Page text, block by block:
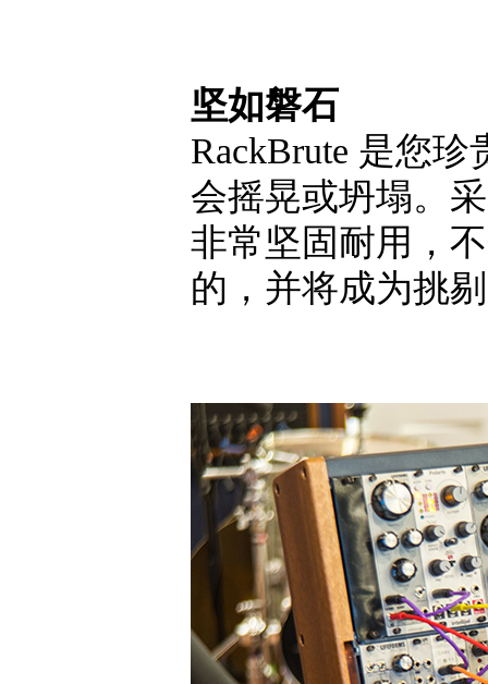
坚如磐石
RackBrute 是您
会摇晃或坍塌。
非常坚固耐用，
的，并将成为挑